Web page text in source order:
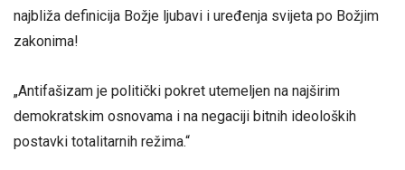
najbliža definicija Božje ljubavi i uređenja svijeta po Božjim
zakonima!
„Antifašizam je politički pokret utemeljen na najširim
demokratskim osnovama i na negaciji bitnih ideoloških
postavki totalitarnih režima.“